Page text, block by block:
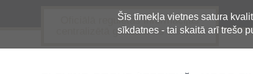
Šīs tīmekļa vietnes satura
sīkdatnes - tai skaitā arī trešo
Oficiālā regulētās informācijas
centralizētā glabāšanas sistēma